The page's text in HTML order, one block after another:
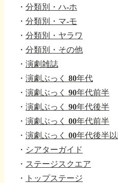
・ 分類別・ハ-ホ
・ 分類別・マ-モ
・ 分類別・ヤラワ
・ 分類別・その他
・ 演劇雑誌
・ 演劇ぶっく 80年代
・ 演劇ぶっく 90年代前半
・ 演劇ぶっく 90年代後半
・ 演劇ぶっく 00年代前半
・ 演劇ぶっく 00年代後半
・ シアターガイド
・ ステージスクエア
・
トップステージ